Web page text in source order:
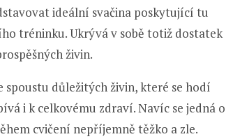
ideální svačina poskytující tu
tréninku. Ukrývá v sobě totiž dostatek
živin.
důležitých živin, které se hodí
i k celkovému zdraví. Navíc se jedná o
cvičení nepříjemně těžko a zle.